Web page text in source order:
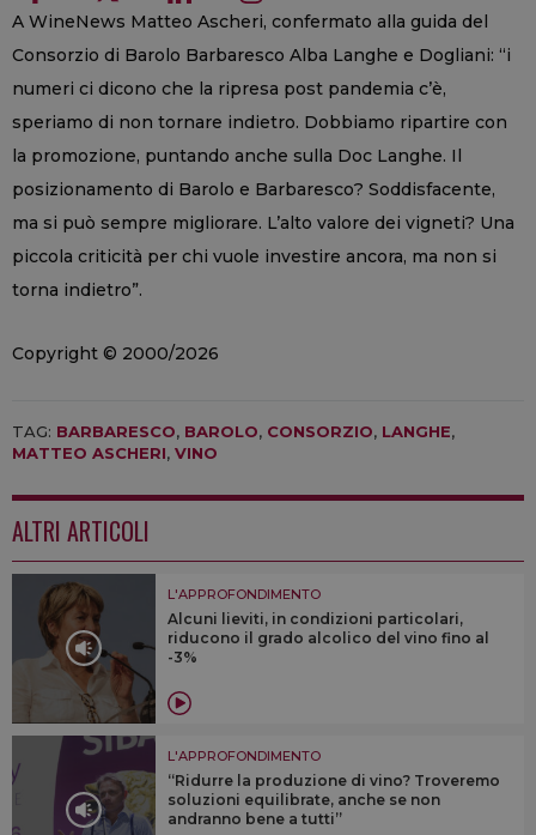
A WineNews Matteo Ascheri, confermato alla guida del
Consorzio di Barolo Barbaresco Alba Langhe e Dogliani: “i
numeri ci dicono che la ripresa post pandemia c’è,
speriamo di non tornare indietro. Dobbiamo ripartire con
la promozione, puntando anche sulla Doc Langhe. Il
posizionamento di Barolo e Barbaresco? Soddisfacente,
ma si può sempre migliorare. L’alto valore dei vigneti? Una
piccola criticità per chi vuole investire ancora, ma non si
torna indietro”.
Copyright © 2000/2026
TAG: BARBARESCO, BAROLO, CONSORZIO, LANGHE,
MATTEO ASCHERI, VINO
ALTRI ARTICOLI
L'APPROFONDIMENTO
Alcuni lieviti, in condizioni particolari,
riducono il grado alcolico del vino fino al
-3%
L'APPROFONDIMENTO
“Ridurre la produzione di vino? Troveremo
soluzioni equilibrate, anche se non
andranno bene a tutti”